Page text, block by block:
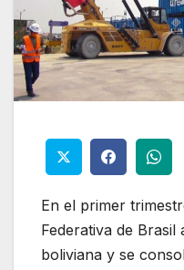
En el primer
Federativa de
boliviana y se